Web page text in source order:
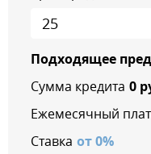
Подходящее
Сумма кредита 0
Ежемесячный
Ставка от0%